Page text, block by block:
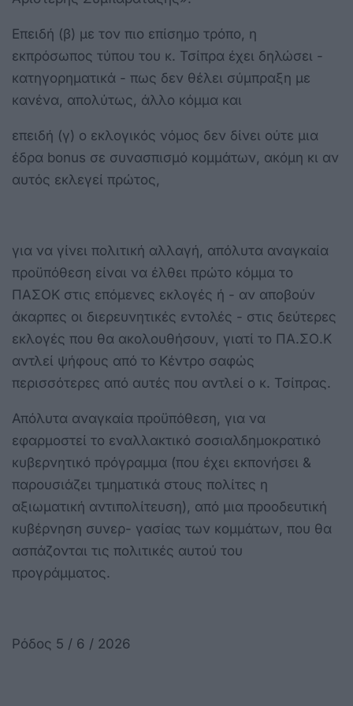
Επειδή (β) με τον πιο επίσημο τρόπο, η
εκπρόσωπος τύπου του κ. Τσίπρα έχει δηλώσει -
κατηγορηματικά - πως δεν θέλει σύμπραξη με
κανένα, απολύτως, άλλο κόμμα και
επειδή (γ) ο εκλογικός νόμος δεν δίνει ούτε μια
έδρα bonus σε συνασπισμό κομμάτων, ακόμη κι αν
αυτός εκλεγεί πρώτος,
για να γίνει πολιτική αλλαγή, απόλυτα αναγκαία
προϋπόθεση είναι να έλθει πρώτο κόμμα το
ΠΑΣΟΚ στις επόμενες εκλογές ή - αν αποβούν
άκαρπες οι διερευνητικές εντολές - στις δεύτερες
εκλογές που θα ακολουθήσουν, γιατί το ΠΑ.ΣΟ.Κ
αντλεί ψήφους από το Κέντρο σαφώς
περισσότερες από αυτές που αντλεί ο κ. Τσίπρας.
Απόλυτα αναγκαία προϋπόθεση, για να
εφαρμοστεί το εναλλακτικό σοσιαλδημοκρατικό
κυβερνητικό πρόγραμμα (που έχει εκπονήσει &
παρουσιάζει τμηματικά στους πολίτες η
αξιωματική αντιπολίτευση), από μια προοδευτική
κυβέρνηση συνερ- γασίας των κομμάτων, που θα
ασπάζονται τις πολιτικές αυτού του
προγράμματος.
Ρόδος 5 / 6 / 2026